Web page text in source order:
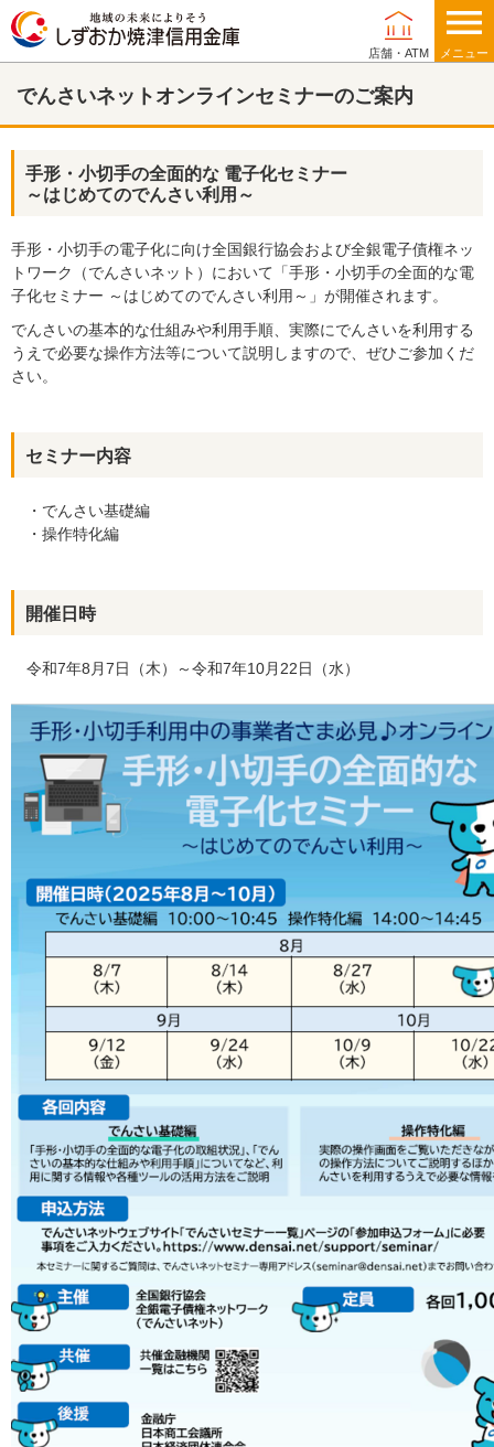
店舗・ATM メニュー
個人のお客さま
相談する
借りる
運用する
備える
便利なサービス
当金庫について
店舗・ATM
検索
でんさいネットオンラインセミナーのご案内
手形・小切手の全面的な 電子化セミナー
～はじめてのでんさい利用～
手形・小切手の電子化に向け全国銀行協会および全銀電子債権ネッ
トワーク（でんさいネット）において「手形・小切手の全面的な電
子化セミナー ～はじめてのでんさい利用～」が開催されます。
でんさいの基本的な仕組みや利用手順、実際にでんさいを利用する
うえで必要な操作方法等について説明しますので、ぜひご参加くだ
さい。
セミナー内容
・でんさい基礎編
・操作特化編
開催日時
令和7年8月7日（木）～令和7年10月22日（水）